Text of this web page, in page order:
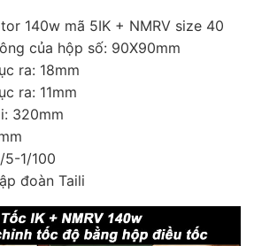
140w mã 5IK + NMRV size 40
của hộp số: 90X90mm
ra: 18mm
ra: 11mm
320mm
5-1/100
đoàn Taili